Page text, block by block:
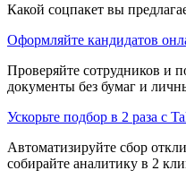
Какой соцпакет вы
Оформляйте кандидатов
Проверяйте сотрудников и
документы без бумаг и
Ускорьте подбор в 2 раза с
Автоматизируйте сбор
собирайте аналитику в 2